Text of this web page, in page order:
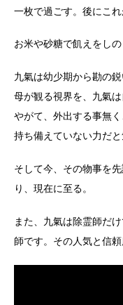
一枚で過ごす。後にこれ
お米や砂糖で飢えをしの
九氣は幼少期から勘の
母が観る視界を、九氣
やがて、外出する事無
持ち備えていない力だと
そして今、その物事を
り、現在に至る。
また、九氣は除霊師だけ
師です。その人気と信